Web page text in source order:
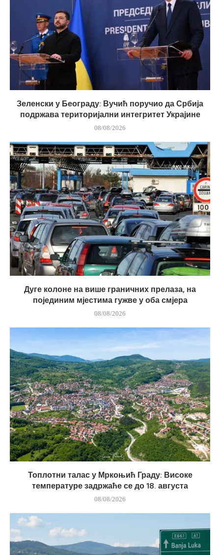
Зеленски у Београду: Вучић поручио да Србија
подржава територијални интегритет Украјине
08/08/2026
Дуге колоне на више граничних прелаза, на
појединим мјестима гужве у оба смјера
08/08/2026
Топлотни талас у Мркоњић Граду: Високе
температуре задржаће се до 18. августа
08/08/2026